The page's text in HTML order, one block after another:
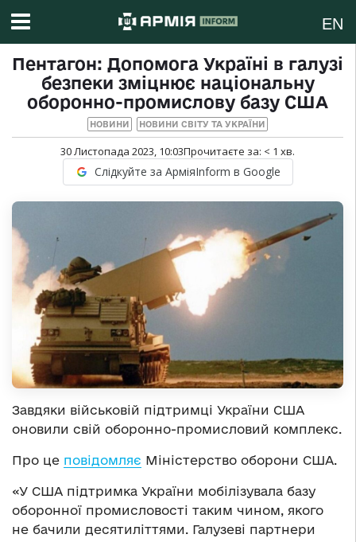
EN
Пентагон: Допомога Україні в галузі
безпеки зміцнює національну
оборонно-промислову базу США
НОВИНИ НОВИНИ СВІТУ ТА УКРАЇНИ
30 Листопада 2023, 10:03Прочитаєте за: < 1 хв.
Слідкуйте за АрміяInform в Google
Завдяки військовій підтримці України США
оновили свій оборонно-промисловий комплекс.
Про це повідомляє Міністерство оборони США.
«У США підтримка України мобілізувала базу
оборонної промисловості таким чином, якого
не бачили десятиліттями. Галузеві партнери